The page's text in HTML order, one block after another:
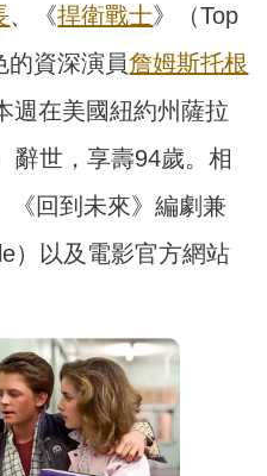
、《捍衛戰士》（Top
的資深演員詹姆斯托根
週在美國紐約州薩拉
辭世，享壽94歲。相
《回到未來》編劇兼
）以及電影官方網站